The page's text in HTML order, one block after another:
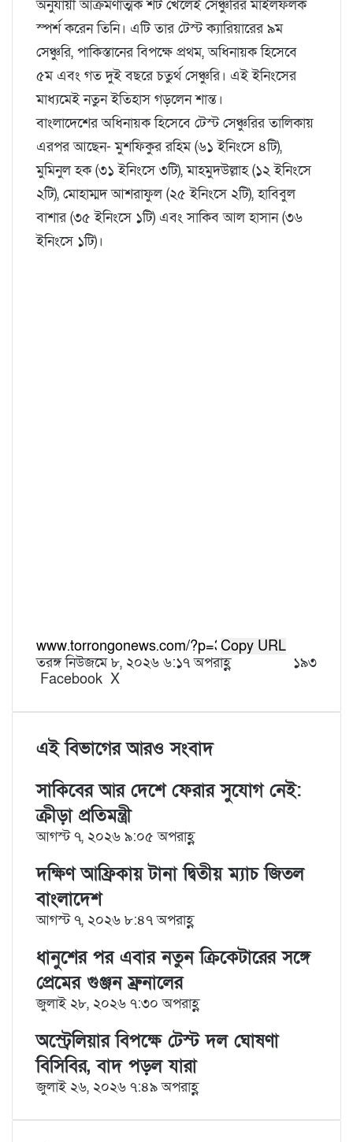
অনুযায়ী আক্রমণাত্মক শট খেলেই সেঞ্চুরির মাইলফলক
স্পর্শ করেন তিনি। এটি তার টেস্ট ক্যারিয়ারের ৯ম
সেঞ্চুরি, পাকিস্তানের বিপক্ষে প্রথম, অধিনায়ক হিসেবে
৫ম এবং গত দুই বছরে চতুর্থ সেঞ্চুরি। এই ইনিংসের
মাধ্যমেই নতুন ইতিহাস গড়লেন শান্ত।
বাংলাদেশের অধিনায়ক হিসেবে টেস্ট সেঞ্চুরির তালিকায়
এরপর আছেন- মুশফিকুর রহিম (৬১ ইনিংসে ৪টি),
মুমিনুল হক (৩১ ইনিংসে ৩টি), মাহমুদউল্লাহ (১২ ইনিংসে
২টি), মোহাম্মদ আশরাফুল (২৫ ইনিংসে ২টি), হাবিবুল
বাশার (৩৫ ইনিংসে ১টি) এবং সাকিব আল হাসান (৩৬
ইনিংসে ১টি)।
Copy URL
তরঙ্গ নিউজমে ৮, ২০২৬ ৬:১৭ অপরাহ্ণ
১৯৩
Facebook X
n
e
n
m
l
n
e
r
s
d
i
t
o
t
a
t
a
e
v
a
m
a
i
l
i
t
এই বিভাগের আরও সংবাদ
সাকিবের আর দেশে ফেরার সুযোগ নেই:
ক্রীড়া প্রতিমন্ত্রী
আগস্ট ৭, ২০২৬ ৯:০৫ অপরাহ্ণ
দক্ষিণ আফ্রিকায় টানা দ্বিতীয় ম্যাচ জিতল
বাংলাদেশ
আগস্ট ৭, ২০২৬ ৮:৪৭ অপরাহ্ণ
ধানুশের পর এবার নতুন ক্রিকেটারের সঙ্গে
প্রেমের গুঞ্জন ম্রুনালের
জুলাই ২৮, ২০২৬ ৭:৩০ অপরাহ্ণ
অস্ট্রেলিয়ার বিপক্ষে টেস্ট দল ঘোষণা
বিসিবির, বাদ পড়ল যারা
জুলাই ২৬, ২০২৬ ৭:৪৯ অপরাহ্ণ